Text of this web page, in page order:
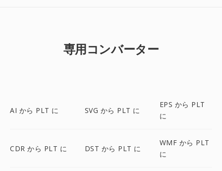
専用コンバーター
AI から PLT に SVG から PLT に
EPS から PLT
に
CDR から PLT に DST から PLT に
WMF から PLT
に